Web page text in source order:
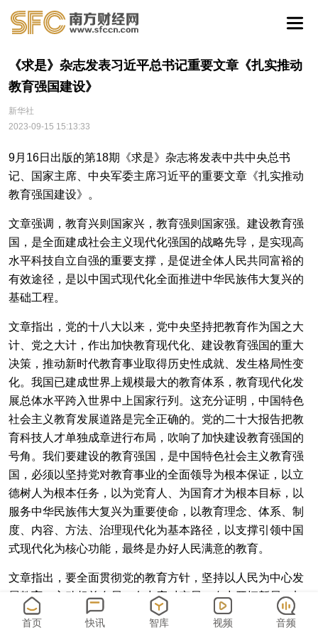
《求是》杂志发表习近平总书记重要文章《扎实推动
教育强国建设》
新华社
2023-09-15 15:13:33
9月16日出版的第18期《求是》杂志将发表中共中央总书
记、国家主席、中央军委主席习近平的重要文章《扎实推动
教育强国建设》。
文章强调，教育兴则国家兴，教育强则国家强。建设教育强
国，是全面建成社会主义现代化强国的战略先导，是实现高
水平科技自立自强的重要支撑，是促进全体人民共同富裕的
有效途径，是以中国式现代化全面推进中华民族伟大复兴的
基础工程。
文章指出，党的十八大以来，党中央坚持把教育作为国之大
计、党之大计，作出加快教育现代化、建设教育强国的重大
决策，推动新时代教育事业取得历史性成就、发生格局性变
化。我国已建成世界上规模最大的教育体系，教育现代化发
展总体水平跨入世界中上国家行列。这充分证明，中国特色
社会主义教育发展道路是完全正确的。党的二十大报告把教
育科技人才单独成章进行布局，吹响了加快建设教育强国的
号角。我们要建设的教育强国，是中国特色社会主义教育强
国，必须以坚持党对教育事业的全面领导为根本保证，以立
德树人为根本任务，以为党育人、为国育才为根本目标，以
服务中华民族伟大复兴为重要使命，以教育理念、体系、制
度、内容、方法、治理现代化为基本路径，以支撑引领中国
式现代化为核心功能，最终是办好人民满意的教育。
文章指出，要全面贯彻党的教育方针，坚持以人民为中心发
展教育，主动超前布局、有力应对变局、奋力开拓新局，加
快推进教育现代化，以教育之力厚植人民幸福之本，以教育
首页 快讯 智库 视频 音频